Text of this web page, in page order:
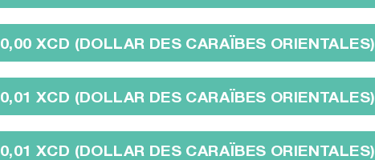
0,00 XCD (DOLLAR DES CARAÏBES ORIENTALES)
0,01 XCD (DOLLAR DES CARAÏBES ORIENTALES)
0,01 XCD (DOLLAR DES CARAÏBES ORIENTALES)